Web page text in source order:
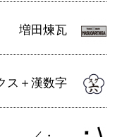
増田煉瓦
ス＋漢数字